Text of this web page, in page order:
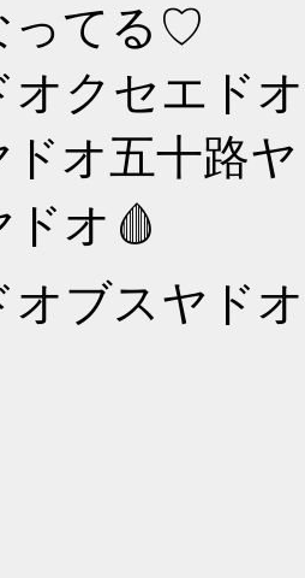
ってる♡
オクセエド
ドオ五十路
オ🩸
オブスヤド